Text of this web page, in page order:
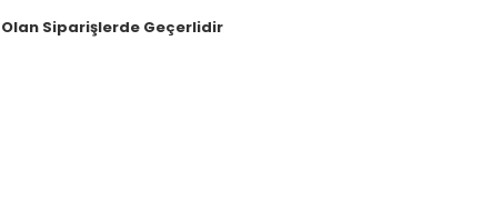
Olan Siparişlerde Geçerlidir